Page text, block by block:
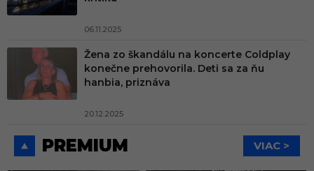
06.11.2025
Žena zo škandálu na koncerte Coldplay
konečne prehovorila. Deti sa za ňu
hanbia, priznáva
20.12.2025
PREMIUM VIAC >